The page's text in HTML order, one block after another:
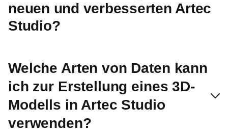
neuen und verbesserten Artec
Studio?
Welche Arten von Daten kann
ich zur Erstellung eines 3D-
Modells in Artec Studio
verwenden?